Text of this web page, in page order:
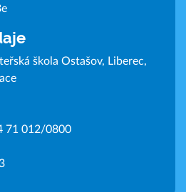
škola Ostašov, Liberec,
71 012/0800